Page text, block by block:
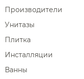
Производители
Унитазы
Плитка
Инсталляции
Ванны